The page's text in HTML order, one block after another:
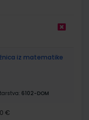
iz matematike
6102-DOM
€